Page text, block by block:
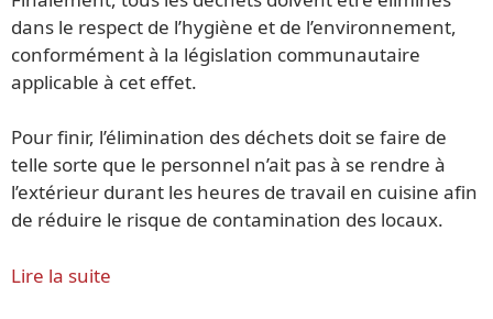
dans le respect de l’hygiène et de l’environnement,
conformément à la législation communautaire
applicable à cet effet.
Pour finir, l’élimination des déchets doit se faire de
telle sorte que le personnel n’ait pas à se rendre à
l’extérieur durant les heures de travail en cuisine afin
de réduire le risque de contamination des locaux.
Lire la suite